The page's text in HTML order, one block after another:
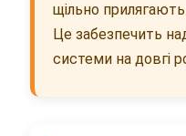
щільно
Це забезпечить
системи на довгі